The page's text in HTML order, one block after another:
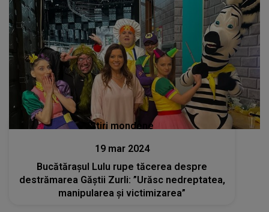
Stiri mondene
19 mar 2024
Bucătărașul Lulu rupe tăcerea despre
destrămarea Găștii Zurli: ”Urăsc nedreptatea,
manipularea și victimizarea”